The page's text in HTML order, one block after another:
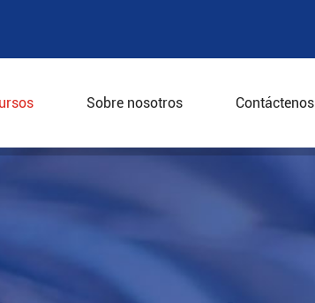
Sobre nosotros Contáctenos